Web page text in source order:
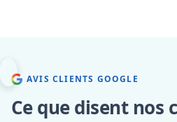
AVIS CLIENTS GOOGLE
Ce que disent nos